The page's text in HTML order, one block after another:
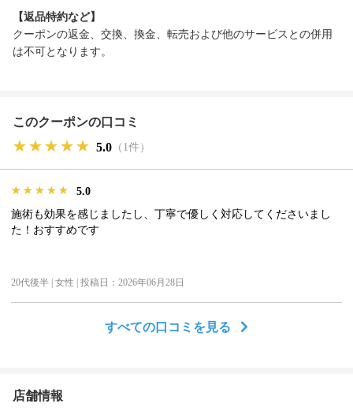
【返品特約など】
クーポンの返金、交換、換金、転売および他のサービスとの併用
は不可となります。
このクーポンの口コミ
★★★★★
★★★★★
★★★★★ 5.0 （1件）
★★★★★
★★★★★
★★★★★
5.0
施術も効果を感じましたし、丁寧で優しく対応してくださいまし
た！おすすめです
20代後半 | 女性 | 投稿日：2026年06月28日
すべての口コミを見る
店舗情報